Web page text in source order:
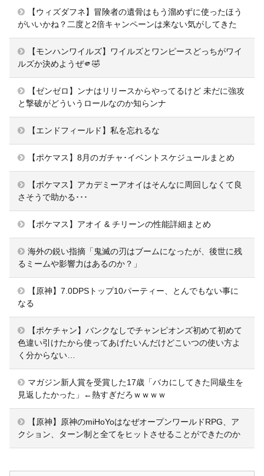
【ウィズダフネ】冒険者の遺骨はもう溜めずに使ったほう
がいいかね？二度と2倍キャンペーンは来ない気がしてきた
【モンハンワイルズ】ワイルズとワンピースどっちがワイ
ルズか決めようぜ🫵🤣
【ゼンゼロ】ンナはリリースからやってるけど 未だに強攻
と撃破がどういうロールなのか知らンナ
【エンドフィールド】私を忘れるな
【ポケマス】8月のガチャ･イベントスケジュールまとめ
【ポケマス】アカデミーアオイはそんなに周回しなくて良
さそうで助かる･･･
【ポケマス】アオイ & チリーンの性能詳細まとめ
海外の鋭い指摘「鬼滅の刃はブームになったが、後世に残
るミームや影響力はあるのか？」
【原神】7.0DPSトップ10パーティー、とんでもない事に
なる
【ポケチャン】バンクなしでチャンピオンズ初めて初めて
色違い引けたから使ってあげたいんだけどこいつの使い方よ
く分からない…
マガジン新人賞を受賞した17歳「バカにしてきた同級生を
見返したかった」←熱すぎだろｗｗｗｗ
【原神】原神のmiHoYoはなぜオープンワールドRPG、ア
クション、ターン制と全てをヒットさせることができたのか